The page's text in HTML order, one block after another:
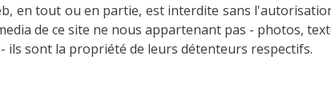
en tout ou en partie, est interdite sans
de ce site ne nous appartenant pas - photos,
ils sont la propriété de leurs détenteurs respectifs.